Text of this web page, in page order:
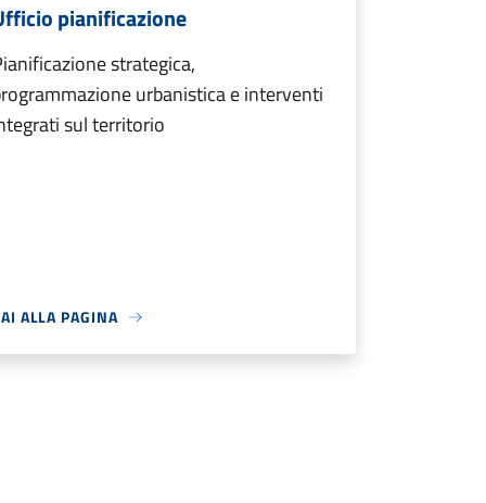
pianificazione
strategica,
urbanistica e interventi
sul territorio
ALLA PAGINA